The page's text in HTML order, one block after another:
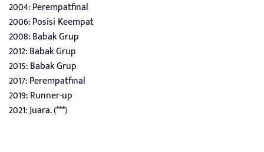
2004: Perempatfinal
2006: Posisi Keempat
2008: Babak Grup
2012: Babak Grup
2015: Babak Grup
2017: Perempatfinal
2019: Runner-up
2021: Juara. (***)